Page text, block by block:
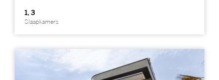
1, 3
Slaapkamers